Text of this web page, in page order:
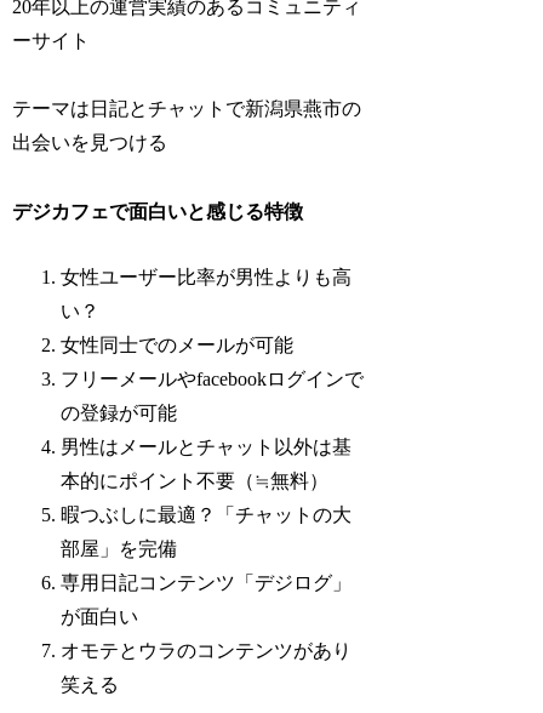
20年以上の運営実績のあるコミュニティ
ーサイト
テーマは日記とチャットで新潟県燕市の
出会いを見つける
デジカフェで面白いと感じる特徴
女性ユーザー比率が男性よりも高
い？
女性同士でのメールが可能
フリーメールやfacebookログインで
の登録が可能
男性はメールとチャット以外は基
本的にポイント不要（≒無料）
暇つぶしに最適？「チャットの大
部屋」を完備
専用日記コンテンツ「デジログ」
が面白い
オモテとウラのコンテンツがあり
笑える